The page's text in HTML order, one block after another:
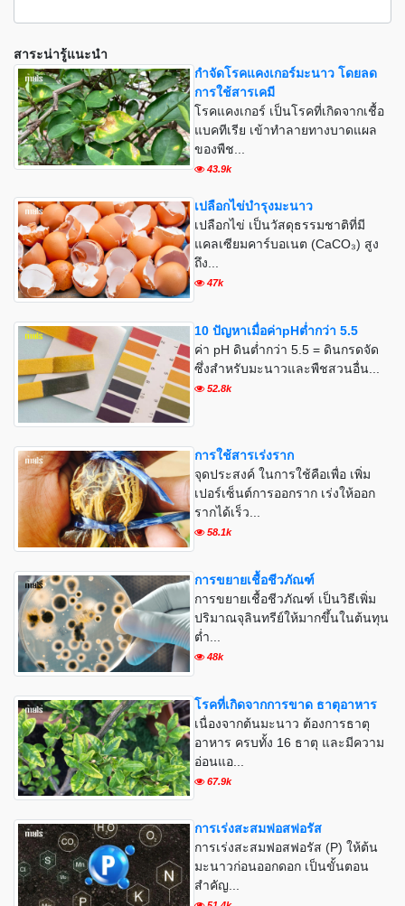
สาระน่ารู้แนะนำ
กำจัดโรคแคงเกอร์มะนาว โดยลด
การใช้สารเคมี
โรคแคงเกอร์ เป็นโรคที่เกิดจากเชื้อ
แบคทีเรีย เข้าทำลายทางบาดแผล
ของพืช...
43.9k
เปลือกไข่บำรุงมะนาว
เปลือกไข่ เป็นวัสดุธรรมชาติที่มี
แคลเซียมคาร์บอเนต (CaCO₃) สูง
ถึง...
47k
10 ปัญหาเมื่อค่าpHต่ำกว่า 5.5
ค่า pH ดินต่ำกว่า 5.5 = ดินกรดจัด
ซึ่งสำหรับมะนาวและพืชสวนอื่น...
52.8k
การใช้สารเร่งราก
จุดประสงค์ ในการใช้คือเพื่อ เพิ่ม
เปอร์เซ็นต์การออกราก เร่งให้ออก
รากได้เร็ว...
58.1k
การขยายเชื้อชีวภัณฑ์
การขยายเชื้อชีวภัณฑ์ เป็นวิธีเพิ่ม
ปริมาณจุลินทรีย์ให้มากขึ้นในต้นทุน
ต่ำ...
48k
โรคที่เกิดจากการขาด ธาตุอาหาร
เนื่องจากต้นมะนาว ต้องการธาตุ
อาหาร ครบทั้ง 16 ธาตุ และมีความ
อ่อนแอ...
67.9k
การเร่งสะสมฟอสฟอรัส
การเร่งสะสมฟอสฟอรัส (P) ให้ต้น
มะนาวก่อนออกดอก เป็นขั้นตอน
สำคัญ...